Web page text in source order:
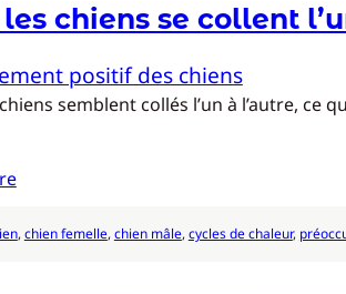
chiens se collent
positif des chiens
semblent collés l’un à l’autre,
, chien femelle, chien mâle, cycles de chaleur,